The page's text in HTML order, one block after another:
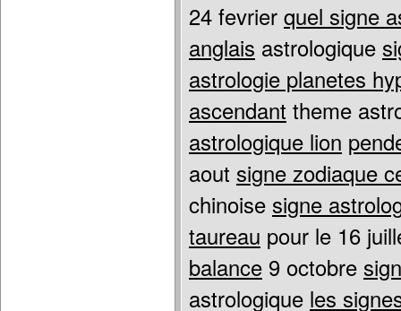
24 fevrier quel signe
anglais astrologique
astrologie planetes
ascendant theme
astrologique lion
aout signe zodiaque
chinoise signe
taureau pour le 16
balance 9 octobre
astrologique les